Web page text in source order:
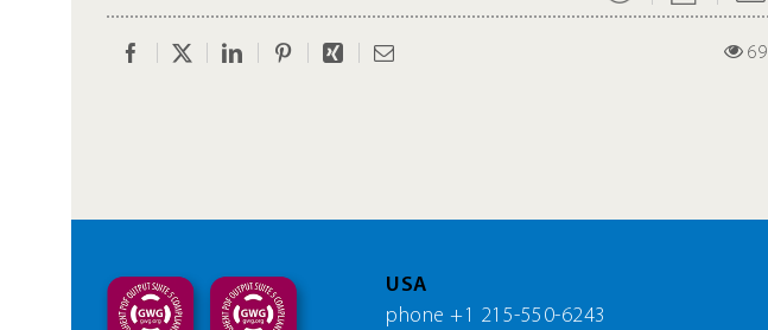
Facebook
TwitterLinkedInPinterestXing Email 69
USA
phone +1 215-550-6243